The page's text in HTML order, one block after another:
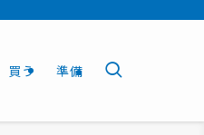
買う 準備